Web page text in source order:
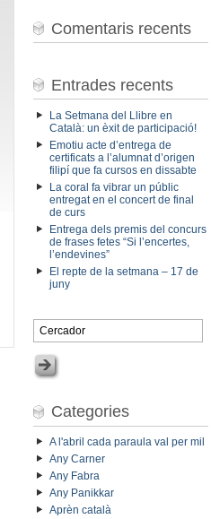
Comentaris recents
Entrades recents
La Setmana del Llibre en
Català: un èxit de participació!
Emotiu acte d’entrega de
certificats a l’alumnat d’origen
filipí que fa cursos en dissabte
La coral fa vibrar un públic
entregat en el concert de final
de curs
Entrega dels premis del concurs
de frases fetes “Si l’encertes,
l’endevines”
El repte de la setmana – 17 de
juny
Categories
A l'abril cada paraula val per mil
Any Carner
Any Fabra
Any Panikkar
Aprèn català